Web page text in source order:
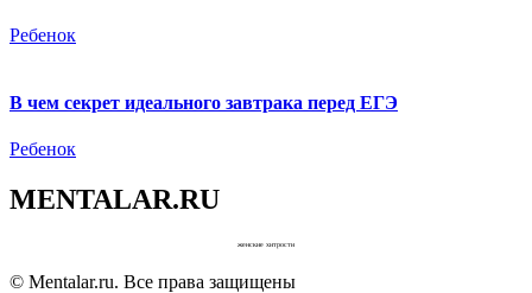
Ребенок
В чем секрет идеального завтрака перед ЕГЭ
Ребенок
MENTALAR.RU
женские хитрости
© Mentalar.ru. Все права защищены